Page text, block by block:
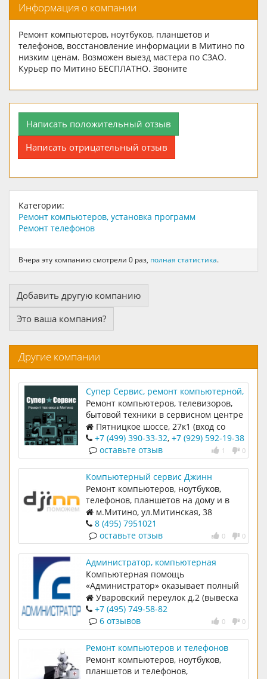
Информация о компании
Ремонт компьютеров, ноутбуков, планшетов и
телефонов, восстановление информации в Митино по
низким ценам. Возможен выезд мастера по СЗАО.
Курьер по Митино БЕСПЛАТНО. Звоните
Написать положительный отзыв
Написать отрицательный отзыв
Категории:
Ремонт компьютеров, установка программ
Ремонт телефонов
Вчера эту компанию смотрели 0 раз, полная статистика.
Добавить другую компанию
Это ваша компания?
Другие компании
Супер Сервис, ремонт компьютерной,
бытовой и электронной техники
Ремонт компьютеров, телевизоров,
бытовой техники в сервисном центре
и на выезде
Пятницкое шоссе, 27к1 (вход со
двора между 8 и 9 подъездом)
+7 (499) 390-33-32, +7 (929) 592-19-38
1 0
оставьте отзыв
Компьютерный сервис Джинн
Ремонт компьютеров, ноутбуков,
телефонов, планшетов на дому и в
нашем сервисном центре
м.Митино, ул.Митинская, 38
8 (495) 7951021
0 0
оставьте отзыв
Администратор, компьютерная
помощь.
Компьютерная помощь
«Администратор» оказывает полный
спектр услуг в области
информационных технологий и
компьютерной безопасности.
Уваровский переулок д.2 (вывеска
ремонт ноутбуков)
+7 (495) 749-58-82
0 0
6 отзывов
Ремонт компьютеров и телефонов
Ремонт компьютеров, ноутбуков,
планшетов и телефонов,